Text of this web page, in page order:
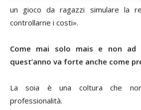
un gioco da ragazzi simulare la
controllarne i costi».
Come mai solo mais e non ad
quest’anno va forte anche come
La soia è una coltura che
professionalità.